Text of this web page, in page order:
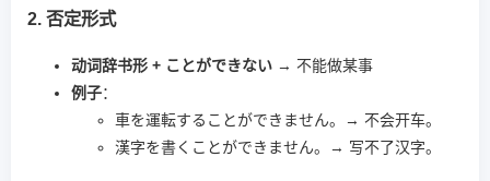
2. 否定形式
动词辞书形 + ことができない → 不能做某事
例子：
車を運転することができません。→ 不会开车。
漢字を書くことができません。→ 写不了汉字。